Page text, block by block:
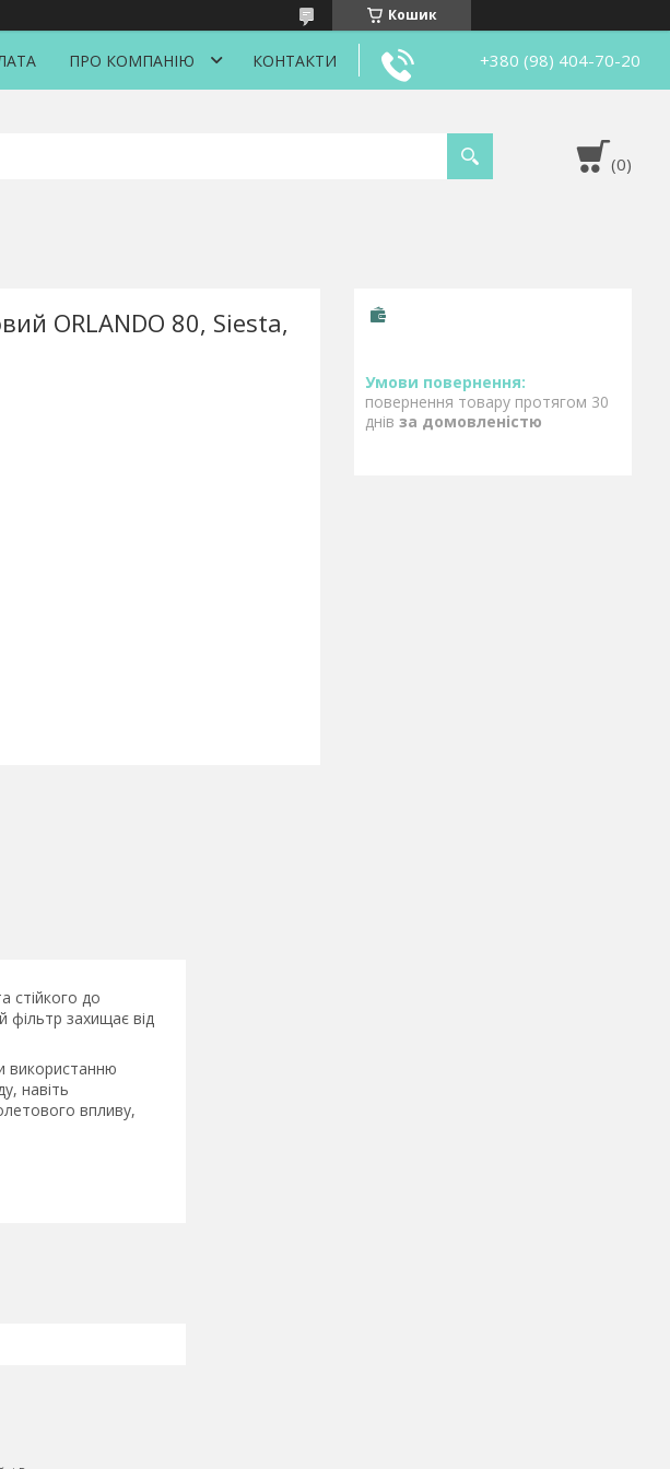
Кошик
ПРО КОМПАНІЮ КОНТАКТИ +380 (98) 404-70-20
ORLANDO 80, Siesta,
повернення товару протягом 30
днів за домовленістю
стійкого до
фільтр захищає від
використанню
навіть
впливу,